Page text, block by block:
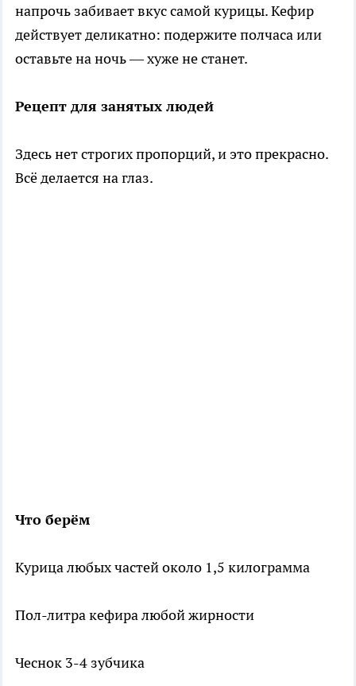
напрочь забивает вкус самой курицы. Кефир
действует деликатно: подержите полчаса или
оставьте на ночь — хуже не станет.
Рецепт для занятых людей
Здесь нет строгих пропорций, и это прекрасно.
Всё делается на глаз.
Что берём
Курица любых частей около 1,5 килограмма
Пол-литра кефира любой жирности
Чеснок 3-4 зубчика